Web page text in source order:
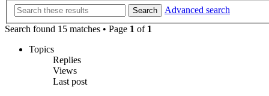
Search
Advanced search
Search found 15 matches • Page 1 of 1
Topics
Replies
Views
Last post